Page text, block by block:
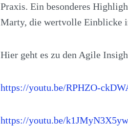
Praxis. Ein besonderes
Marty, die wertvolle Einblicke
Hier geht es zu den Agile
https://youtu.be/RPHZO-
https://youtu.be/